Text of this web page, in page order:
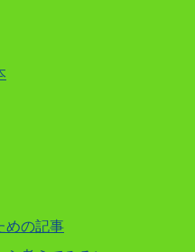
めの記事